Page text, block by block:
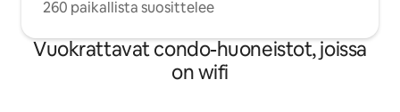
260 paikallista suosittelee
Vuokrattavat condo-huoneistot, joissa
on wifi